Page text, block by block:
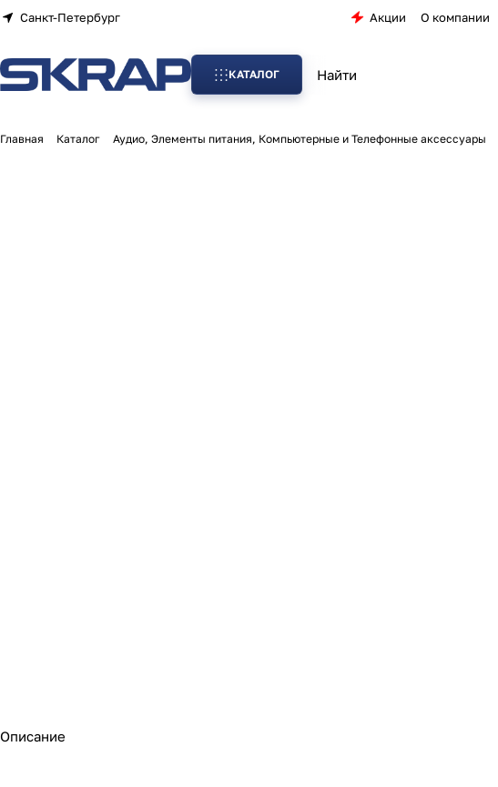
Санкт-Петербург Акции О компании
КАТАЛОГ
Главная Каталог Аудио, Элементы питания, Компьютерные и Телефонные аксессуары
Описание